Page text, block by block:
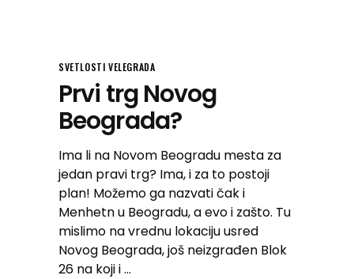
SVETLOSTI VELEGRADA
Prvi trg Novog
Beograda?
Ima li na Novom Beogradu mesta za
jedan pravi trg? Ima, i za to postoji
plan! Možemo ga nazvati čak i
Menhetn u Beogradu, a evo i zašto. Tu
mislimo na vrednu lokaciju usred
Novog Beograda, još neizgrađen Blok
26 na koji i